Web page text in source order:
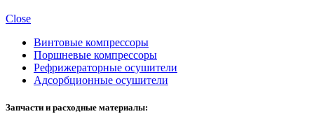
Close
Винтовые компрессоры
Поршневые компрессоры
Рефрижераторные осушители
Адсорбционные осушители
Запчасти и расходные материалы: